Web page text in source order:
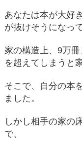
あなたは本が大好
が抜けそうになっ
家の構造上、9万
を超えてしまうと
そこで、自分の本
ました。
しかし相手の家の
で、